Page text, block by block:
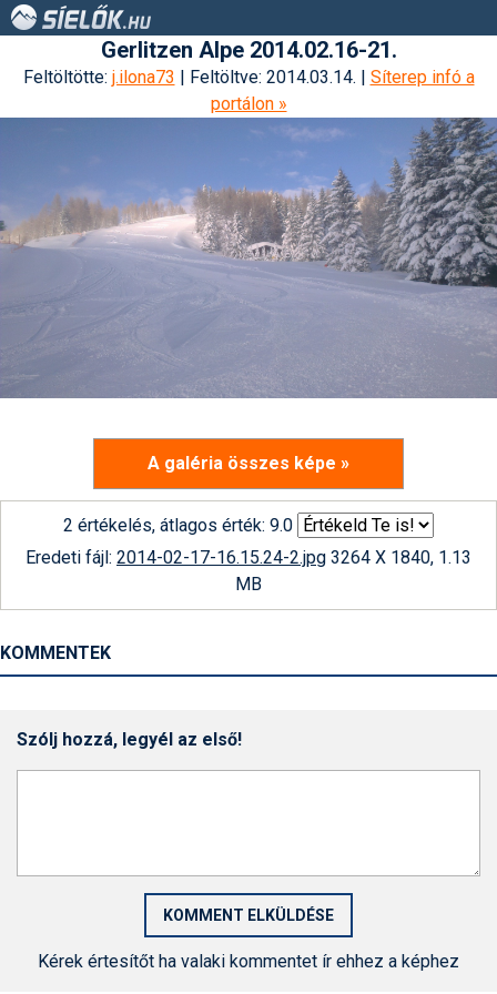
Gerlitzen Alpe 2014.02.16-21.
Feltöltötte: j.ilona73 | Feltöltve: 2014.03.14. | Síterep infó a
portálon »
A galéria összes képe »
2 értékelés, átlagos érték: 9.0
Eredeti fájl: 2014-02-17-16.15.24-2.jpg 3264 X 1840, 1.13
MB
KOMMENTEK
Szólj hozzá, legyél az első!
Kérek értesítőt ha valaki kommentet ír ehhez a képhez